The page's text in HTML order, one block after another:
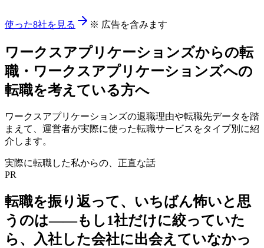
使った8社を見る ※ 広告を含みます
ワークスアプリケーションズからの転
職・ ワークスアプリケーションズへの
転職を考えている方へ
ワークスアプリケーションズの退職理由や転職先データを踏
まえて、運営者が実際に使った転職サービスをタイプ別に紹
介します。
実際に転職した私からの、正直な話
PR
転職を振り返って、いちばん怖いと思
うのは——もし1社だけに絞っていた
ら、入社した会社に出会えていなかっ